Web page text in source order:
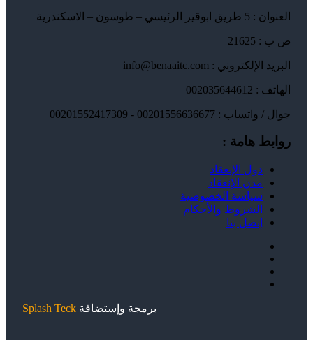
العنوان : 5 طريق ابوقير الرئيسي – طوسون – الاسكندرية
ص ب : 21625
البريد الإلكتروني : info@benaaitc.com
الهاتف : 002035644612
جوال / واتساب : 00201556636677 - 00201552417309
روابط هامة :
دول الإنعقاد
مدن الإنعقاد
سياسة الخصوصية
الشروط والأحكام
إتصل بنا
برمجة وإستضافة Splash Teck